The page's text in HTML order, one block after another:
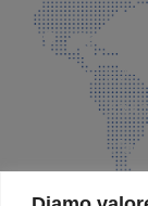
Via
035
035